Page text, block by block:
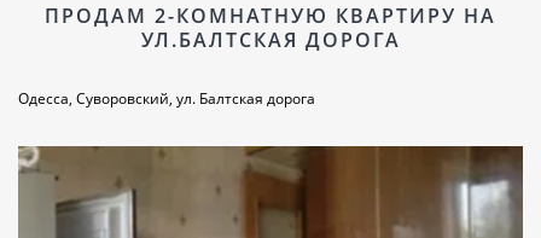
ПРОДАМ 2-КОМНАТНУЮ КВАРТИРУ НА
УЛ.БАЛТСКАЯ ДОРОГА
Одесса, Суворовский, ул. Балтская дорога